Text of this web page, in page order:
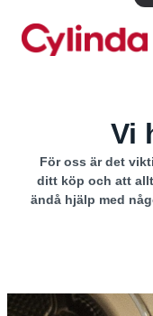
Vi
För oss är det
ditt köp och att
ändå hjälp med